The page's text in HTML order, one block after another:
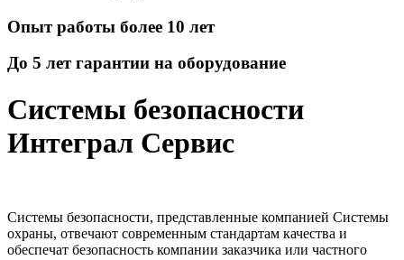
Опыт работы более 10 лет
До 5 лет гарантии на оборудование
Системы безопасности
Интеграл Сервис
Системы безопасности, представленные компанией Системы
охраны, отвечают современным стандартам качества и
обеспечат безопасность компании заказчика или частного